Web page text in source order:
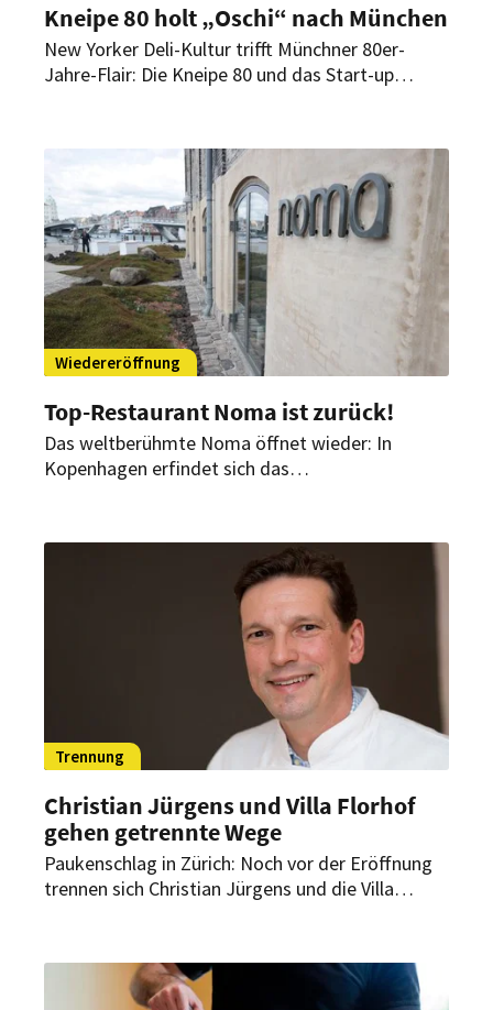
Kneipe 80 holt „Oschi“ nach München
New Yorker Deli-Kultur trifft Münchner 80er-
Jahre-Flair: Die Kneipe 80 und das Start-up
Anschließend soll das Sandwich-Konzept
dauerhaft in beide Standorte der Kneipe 80
einziehen.
Wiedereröffnung
Top-Restaurant Noma ist zurück!
Das weltberühmte Noma öffnet wieder: In
Kopenhagen erfindet sich das
dabei.
Trennung
Christian Jürgens und Villa Florhof
gehen getrennte Wege
Paukenschlag in Zürich: Noch vor der Eröffnung
trennen sich Christian Jürgens und die Villa